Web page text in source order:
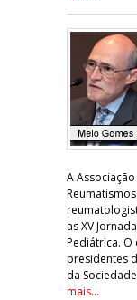
A
as XV
Pediátrica.
presidentes
da
mais...